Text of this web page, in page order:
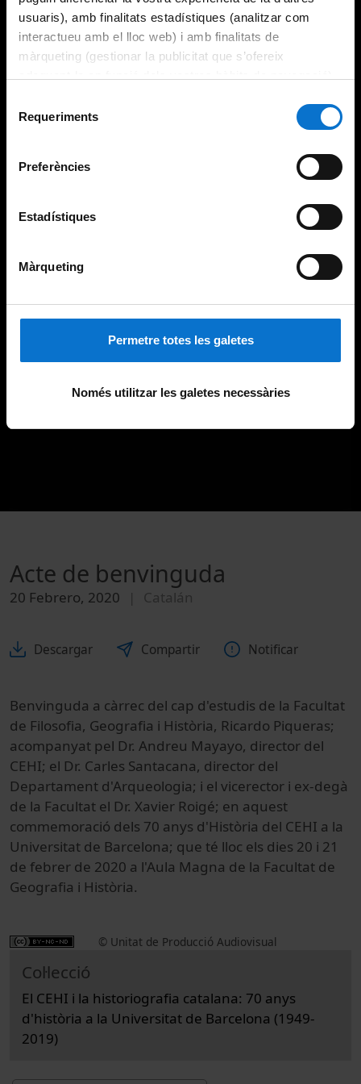
usuaris), amb finalitats estadístiques (analitzar com
interactueu amb el lloc web) i amb finalitats de
màrqueting (gestionar la publicitat que s’ofereix
consultar laPolítica de galetes del lloc web de la
Requeriments
Preferències
Estadístiques
Màrqueting
Permetre totes les galetes
Només utilitzar les galetes necessàries
Acte de benvinguda
20 Febrero, 2020 Catalán
Descargar Compartir Notificar
Benvinguda a càrrec del cap d'estudis de la Facultat
de Filosofia, Geografia i Història, Ricardo Piqueras;
acompanyat pel Dr. Andreu Mayayo, director del
CEHI; el Dr. Carles Santacana, director del
Departament d'Arqueologia; i el vicerector i ex-degà
de la Facultat el Dr. Xavier Roigé; en aquest
commemoració dels 70 anys d'Història del CEHI a la
Universitat de Barcelona; que té lloc els dies 20 i 21
de febrer de 2020 a l'Aula Magna de la Facultat de
Geografia i Història.
© Unitat de Producció Audiovisual
Col·lecció
El CEHI i la historiografia catalana: 70 anys
d'història a la Universitat de Barcelona (1949-
2019)